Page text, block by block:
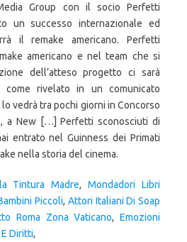
Group con il socio Perfetti
un successo internazionale ed
il remake americano. Perfetti
americano e nel team che si
dell’atteso progetto ci sarà
come rivelato in un comunicato
vedrà tra pochi giorni in Concorso
a New […] Perfetti sconosciuti di
entrato nel Guinness dei Primati
nella storia del cinema.
Tintura Madre,Mondadori Libri
Piccoli, Attori Italiani Di Soap
Roma Zona Vaticano,Emozioni
Diritti,